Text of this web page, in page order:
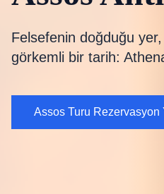
Felsefenin doğduğu yer,
görkemli bir tarih:
Assos Turu Rezervasyon